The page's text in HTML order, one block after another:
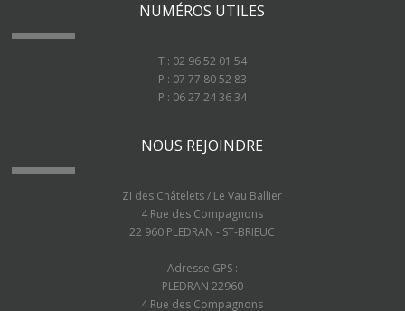
NUMÉROS UTILES
T : 02 96 52 01 54
P : 07 77 80 52 83
P : 06 27 24 36 34
NOUS REJOINDRE
ZI des Châtelets / Le Vau Ballier
4 Rue des Compagnons
22 960 PLEDRAN - ST-BRIEUC
Adresse GPS :
PLEDRAN 22960
4 Rue des Compagnons